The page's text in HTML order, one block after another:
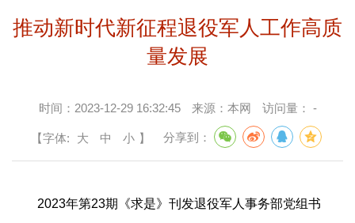
推动新时代新征程退役军人工作高质
量发展
时间： 2023-12-29 16:32:45 来源： 本网 访问量： -
【字体: 大 中 小 】 分享到：
2023年第23期《求是》刊发退役军人事务部党组书